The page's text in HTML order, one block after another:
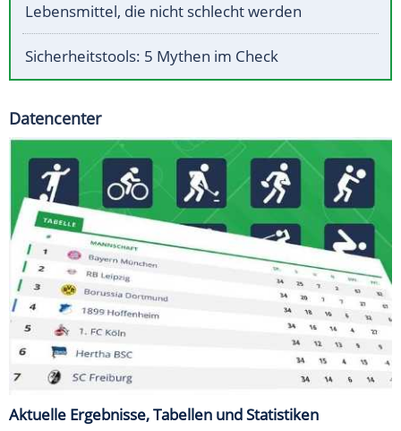
Lebensmittel, die nicht schlecht werden
Sicherheitstools: 5 Mythen im Check
Datencenter
Aktuelle Ergebnisse, Tabellen und Statistiken